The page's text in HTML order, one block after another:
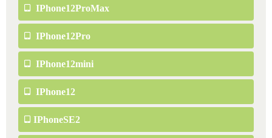
IPhone12ProMax
IPhone12Pro
IPhone12mini
IPhone12
IPhoneSE2